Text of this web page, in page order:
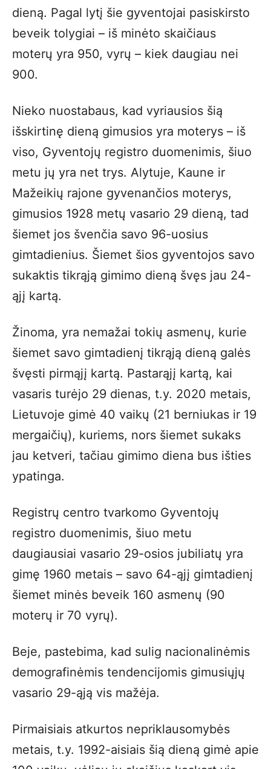
dieną. Pagal lytį šie gyventojai pasiskirsto
beveik tolygiai – iš minėto skaičiaus
moterų yra 950, vyrų – kiek daugiau nei
900.
Nieko nuostabaus, kad vyriausios šią
išskirtinę dieną gimusios yra moterys – iš
viso, Gyventojų registro duomenimis, šiuo
metu jų yra net trys. Alytuje, Kaune ir
Mažeikių rajone gyvenančios moterys,
gimusios 1928 metų vasario 29 dieną, tad
šiemet jos švenčia savo 96-uosius
gimtadienius. Šiemet šios gyventojos savo
sukaktis tikrąją gimimo dieną švęs jau 24-
ąjį kartą.
Žinoma, yra nemažai tokių asmenų, kurie
šiemet savo gimtadienį tikrąją dieną galės
švęsti pirmąjį kartą. Pastarąjį kartą, kai
vasaris turėjo 29 dienas, t.y. 2020 metais,
Lietuvoje gimė 40 vaikų (21 berniukas ir 19
mergaičių), kuriems, nors šiemet sukaks
jau ketveri, tačiau gimimo diena bus išties
ypatinga.
Registrų centro tvarkomo Gyventojų
registro duomenimis, šiuo metu
daugiausiai vasario 29-osios jubiliatų yra
gimę 1960 metais – savo 64-ąjį gimtadienį
šiemet minės beveik 160 asmenų (90
moterų ir 70 vyrų).
Beje, pastebima, kad sulig nacionalinėmis
demografinėmis tendencijomis gimusiųjų
vasario 29-ąją vis mažėja.
Pirmaisiais atkurtos nepriklausomybės
metais, t.y. 1992-aisiais šią dieną gimė apie